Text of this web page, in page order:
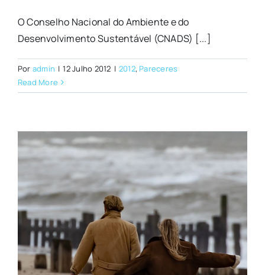
O Conselho Nacional do Ambiente e do
Desenvolvimento Sustentável (CNADS) [...]
Por admin | 12 Julho 2012 | 2012, Pareceres
Read More